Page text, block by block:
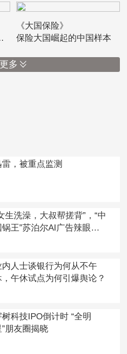
《大国保险》
保险大国崛起的中国样本
更多
雷，被重点监测
生洗澡，大叔帮搓背”，“中
锅王”苏泊尔AI广告辣眼
内人士谈银行为何从不午
，午休试点为何引爆舆论？
树科技IPO倒计时 “全明
”朋友圈揭晓